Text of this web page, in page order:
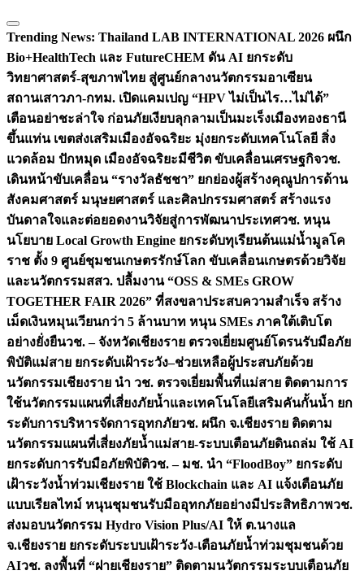
Trending News: Thailand LAB INTERNATIONAL 2026 ผนึก
Bio+HealthTech และ FutureCHEM ดัน AI ยกระดับ
วิทยาศาสตร์-สุขภาพไทย สู่ศูนย์กลางนวัตกรรมอาเซียน
สถานเสาวภา-กทม. เปิดแคมเปญ “HPV ไม่เป็นไร…ไม่ได้”
เตือนอย่าชะล่าใจ ก่อนภัยเงียบลุกลามเป็นมะเร็งเมืองทองธานี
ขึ้นแท่น เขตส่งเสริมเมืองอัจฉริยะ มุ่งยกระดับเทคโนโลยี สิ่ง
แวดล้อม ปักหมุด เมืองอัจฉริยะมีชีวิต ขับเคลื่อนเศรษฐกิจวช.
เดินหน้าขับเคลื่อน “รางวัลธัชชา” ยกย่องผู้สร้างคุณูปการด้าน
สังคมศาสตร์ มนุษยศาสตร์ และศิลปกรรมศาสตร์ สร้างแรง
บันดาลใจและต่อยอดงานวิจัยสู่การพัฒนาประเทศวช. หนุน
นโยบาย Local Growth Engine ยกระดับทุเรียนต้นแม่น้ำมูลโค
ราช ตั้ง 9 ศูนย์ชุมชนเกษตรรักษ์โลก ขับเคลื่อนเกษตรด้วยวิจัย
และนวัตกรรมสสว. ปลื้มงาน “OSS & SMEs GROW
TOGETHER FAIR 2026” ที่สงขลาประสบความสำเร็จ สร้าง
เม็ดเงินหมุนเวียนกว่า 5 ล้านบาท หนุน SMEs ภาคใต้เติบโต
อย่างยั่งยืนวช. – จังหวัดเชียงราย ตรวจเยี่ยมศูนย์โดรนรับมือภัย
พิบัติแม่สาย ยกระดับเฝ้าระวัง–ช่วยเหลือผู้ประสบภัยด้วย
นวัตกรรมเชียงราย นำ วช. ตรวจเยี่ยมพื้นที่แม่สาย ติดตามการ
ใช้นวัตกรรมแผนที่เสี่ยงภัยน้ำและเทคโนโลยีเสริมคันกั้นน้ำ ยก
ระดับการบริหารจัดการอุทกภัยวช. ผนึก จ.เชียงราย ติดตาม
นวัตกรรมแผนที่เสี่ยงภัยน้ำแม่สาย-ระบบเตือนภัยดินถล่ม ใช้ AI
ยกระดับการรับมือภัยพิบัติวช. – มช. นำ “FloodBoy” ยกระดับ
เฝ้าระวังน้ำท่วมเชียงราย ใช้ Blockchain และ AI แจ้งเตือนภัย
แบบเรียลไทม์ หนุนชุมชนรับมืออุทกภัยอย่างมีประสิทธิภาพวช.
ส่งมอบนวัตกรรม Hydro Vision Plus/AI ให้ ต.นางแล
จ.เชียงราย ยกระดับระบบเฝ้าระวัง-เตือนภัยน้ำท่วมชุมชนด้วย
AIวช. ลงพื้นที่ “ฝายเชียงราย” ติดตามนวัตกรรมระบบเตือนภัย